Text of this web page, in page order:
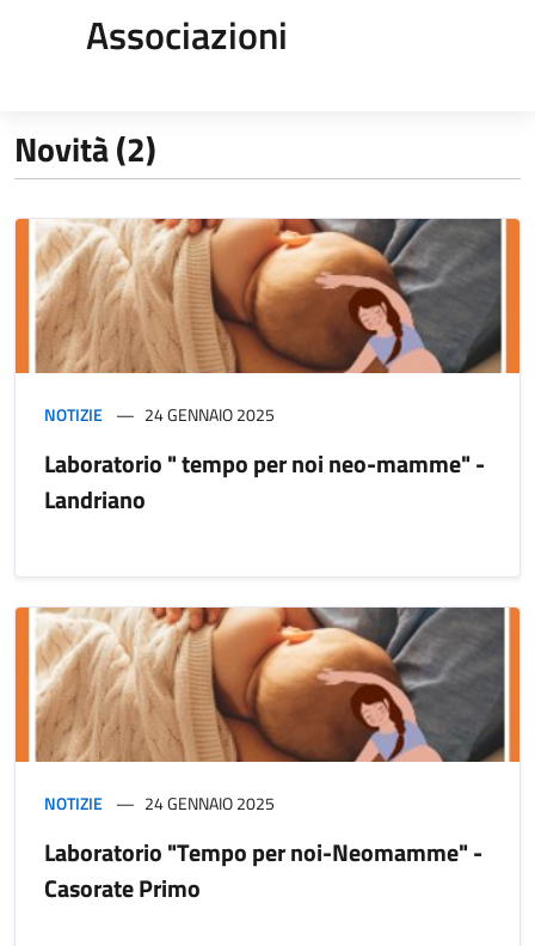
Associazioni
Novità (2)
NOTIZIE 24 GENNAIO 2025
Laboratorio " tempo per noi neo-mamme" -
Landriano
NOTIZIE 24 GENNAIO 2025
Laboratorio "Tempo per noi-Neomamme" -
Casorate Primo